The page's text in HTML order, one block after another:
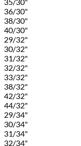
35/30"
36/30"
38/30"
40/30"
29/32"
30/32"
31/32"
32/32"
33/32"
38/32"
42/32"
44/32"
29/34"
30/34"
31/34"
32/34"